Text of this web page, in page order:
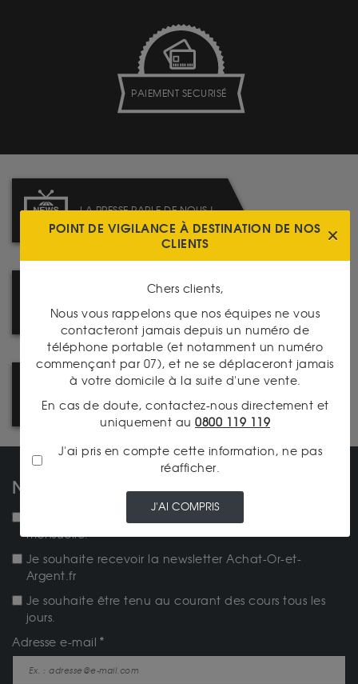
PAIEMENT SECURISÉ
LA PRESSE PARLE DE NOUS !
REJOIGNEZ NOTRE RÉSEAU :
DEVENEZ FRANCHISÉ
LIVRAISON : TABLEAU DES
FRAIS DE PORT
NOS NEWSLETTERS
NEW ! Je souhaite recevoir la lettre d'actualités
mensuelle.
Je souhaite recevoir la newsletter Achat-Or-et-
Argent.fr
Je souhaite être tenu au courant des cours tous les
jours.
Adresse e-mail
POINT DE VIGILANCE À DESTINATION DE NOS
CLIENTS
Chers clients,
Nous vous rappelons que nos équipes ne vous
contacteront jamais depuis un numéro de
téléphone portable (et notamment un numéro
commençant par 07), et ne se déplaceront jamais
à votre domicile à la suite d'une vente.
En cas de doute, contactez-nous directement et
uniquement au 0800 119 119
J'ai pris en compte cette information, ne pas
réafficher.
J'AI COMPRIS